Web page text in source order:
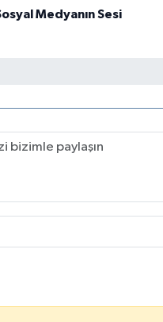
Medyanın Sesi